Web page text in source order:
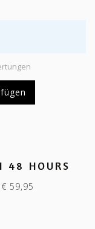
48 HOURS
59,95